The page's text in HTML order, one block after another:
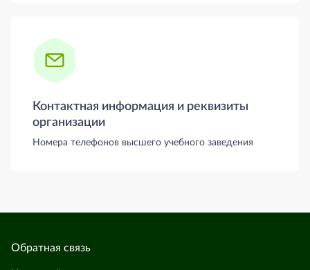
Контактная информация и реквизиты
организации
Номера телефонов высшего учебного заведения
Обратная связь